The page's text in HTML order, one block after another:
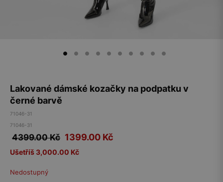
Lakované dámské kozačky na podpatku v
černé barvě
71046-31
71046-31
4399.00 Kč 1399.00 Kč
Ušetříš 3,000.00 Kč
Nedostupný